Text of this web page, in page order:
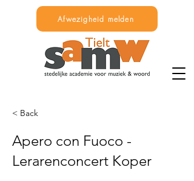
Afwezigheid melden
< Back
Apero con Fuoco -
Lerarenconcert Koper